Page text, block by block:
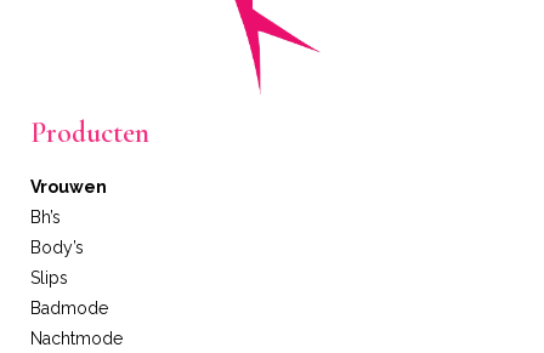
Producten
Vrouwen
Bh’s
Body’s
Slips
Badmode
Nachtmode